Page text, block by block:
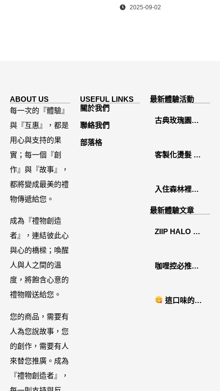
本酒世界
2025-09-02
ABOUT US
每一次的『體驗』
與『互惠』，都是
用心與支持的果
實；每一個『創
作』與『故事』，
都將變成最美的禮
物傳遞給您。
成為『禮物創造
者』，連結彼此心
與心的橋樑；喚醒
人與人之間的溫
度，將飽含心意的
禮物贈送給您。
您的商品，需要有
人為您說故事，您
的創作，需要有人
來替您推廣。成為
『禮物創造者』，
USEFUL LINKS
關於我們
聯絡我們
部落格
最新體驗活動
古典玫瑰園
禮盒開箱分享 /
客製化燙髮 鏡
入住森林裡的
住宿˙八番私人
最新體驗文章
ZIIP HALO 居
好萊塢名人加
家，奈米微電
咖哩控必推！
NYONYA」美
這口味的即